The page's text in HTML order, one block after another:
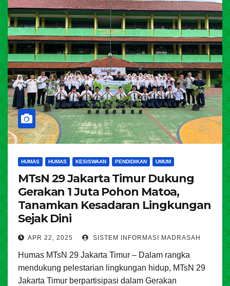
HUMAS HUMAS KESISWAAN PENDIDIKAN UMUM
MTsN 29 Jakarta Timur Dukung
Gerakan 1 Juta Pohon Matoa,
Tanamkan Kesadaran Lingkungan
Sejak Dini
APR 22, 2025 SISTEM INFORMASI MADRASAH
Humas MTsN 29 Jakarta Timur – Dalam rangka
mendukung pelestarian lingkungan hidup, MTsN 29
Jakarta Timur berpartisipasi dalam Gerakan